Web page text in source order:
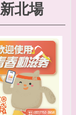
新北場